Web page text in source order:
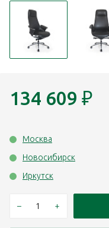
134 609 ₽
Москва
Новосибирск
Иркутск
– +